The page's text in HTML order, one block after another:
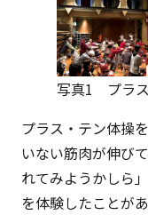
写真1 プラ
プラス・テン体操
いない筋肉が伸び
れてみようかしら
を体験したことが